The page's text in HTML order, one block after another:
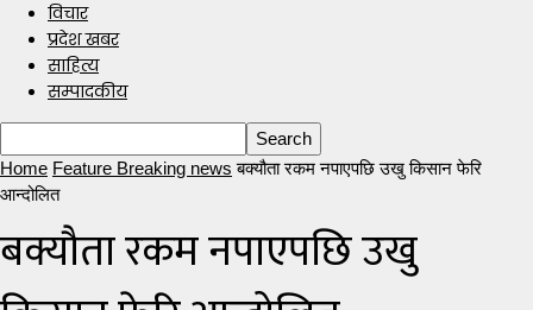
विचार
प्रदेश खबर
साहित्य
सम्पादकीय
Home Feature Breaking news बक्यौता रकम नपाएपछि उखु किसान फेरि
आन्दोलित
बक्यौता रकम नपाएपछि उखु